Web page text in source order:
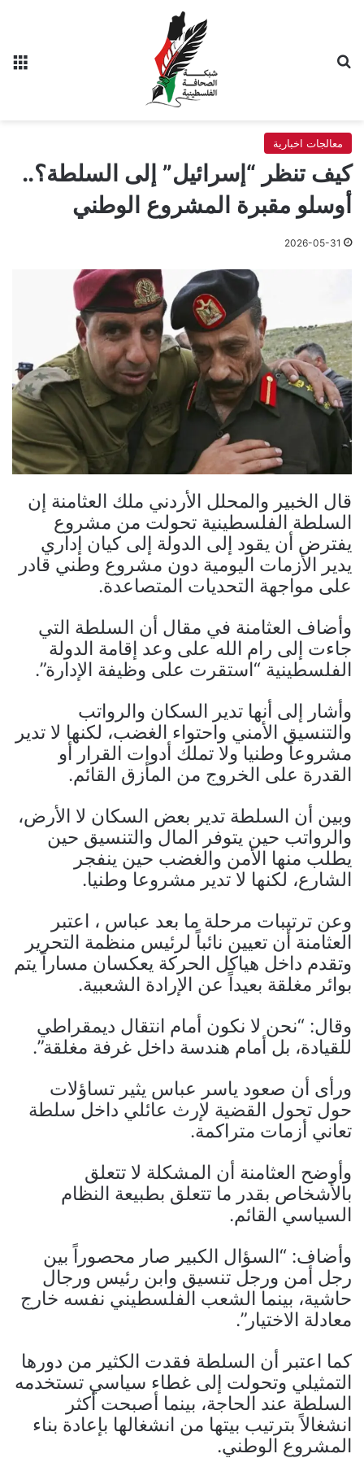
معالجات اخبارية
كيف تنظر “إسرائيل” إلى السلطة؟..
أوسلو مقبرة المشروع الوطني
2026-05-31
قال الخبير والمحلل الأردني ملك العثامنة إن
السلطة الفلسطينية تحولت من مشروع
يفترض أن يقود إلى الدولة إلى كيان إداري
يدير الأزمات اليومية دون مشروع وطني قادر
على مواجهة التحديات المتصاعدة.
وأضاف العثامنة في مقال أن السلطة التي
جاءت إلى رام الله على وعد إقامة الدولة
الفلسطينية “استقرت على وظيفة الإدارة”.
وأشار إلى أنها تدير السكان والرواتب
والتنسيق الأمني واحتواء الغضب، لكنها لا تدير
مشروعاً وطنيا ولا تملك أدوات القرار أو
القدرة على الخروج من المأزق القائم.
وبين أن السلطة تدير بعض السكان لا الأرض،
والرواتب حين يتوفر المال والتنسيق حين
يطلب منها الأمن والغضب حين ينفجر
الشارع، لكنها لا تدير مشروعا وطنيا.
وعن ترتيبات مرحلة ما بعد عباس ، اعتبر
العثامنة أن تعيين نائباً لرئيس منظمة التحرير
وتقدم داخل هياكل الحركة يعكسان مساراً يتم
بوائر مغلقة بعيداً عن الإرادة الشعبية.
وقال: “نحن لا نكون أمام انتقال ديمقراطي
للقيادة، بل أمام هندسة داخل غرفة مغلقة”.
ورأى أن صعود ياسر عباس يثير تساؤلات
حول تحول القضية لإرث عائلي داخل سلطة
تعاني أزمات متراكمة.
وأوضح العثامنة أن المشكلة لا تتعلق
بالأشخاص بقدر ما تتعلق بطبيعة النظام
السياسي القائم.
وأضاف: “السؤال الكبير صار محصوراً بين
رجل أمن ورجل تنسيق وابن رئيس ورجال
حاشية، بينما الشعب الفلسطيني نفسه خارج
معادلة الاختيار”.
كما اعتبر أن السلطة فقدت الكثير من دورها
التمثيلي وتحولت إلى غطاء سياسي تستخدمه
السلطة عند الحاجة، بينما أصبحت أكثر
انشغالاً بترتيب بيتها من انشغالها بإعادة بناء
المشروع الوطني.